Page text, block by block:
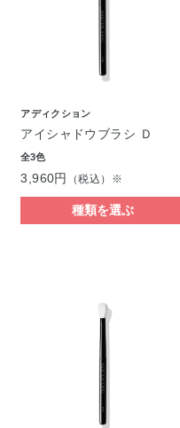
アディクション
アイシャドウブラシ Ｄ
全3色
3,960円 （税込）※
種類を選ぶ